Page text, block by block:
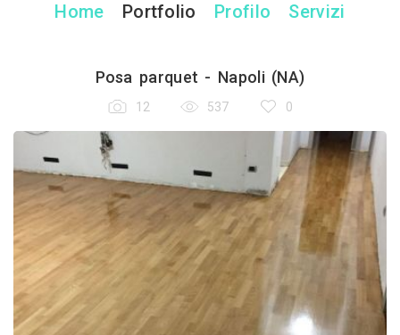
Home Portfolio Profilo Servizi
Posa parquet - Napoli (NA)
12 537 0